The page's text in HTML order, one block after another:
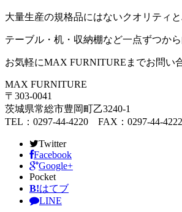
大量生産の規格品にはないクオリティ
テーブル・机・収納棚など一点ずつか
お気軽にMAX FURNITUREまでお問い
MAX FURNITURE
〒303-0041
茨城県常総市豊岡町乙3240-1
TEL：0297-44-4220 FAX：0297-44-4222
Twitter
Facebook
Google+
Pocket
B!はてブ
LINE